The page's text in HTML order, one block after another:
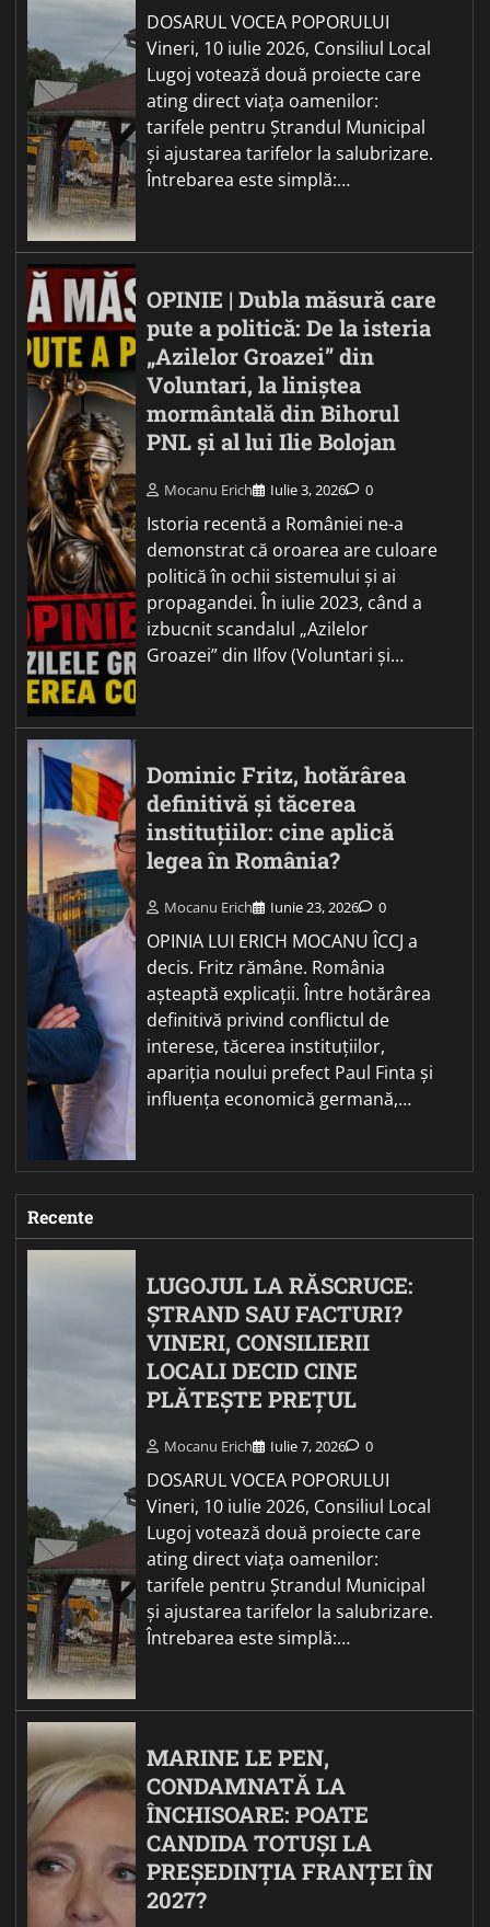
DOSARUL VOCEA POPORULUI
Vineri, 10 iulie 2026, Consiliul Local
Lugoj votează două proiecte care
ating direct viața oamenilor:
tarifele pentru Ștrandul Municipal
și ajustarea tarifelor la salubrizare.
Întrebarea este simplă:…
OPINIE | Dubla măsură care
pute a politică: De la isteria
„Azilelor Groazei” din
Voluntari, la liniștea
mormântală din Bihorul
PNL și al lui Ilie Bolojan
Mocanu Erich Iulie 3, 2026 0
Istoria recentă a României ne-a
demonstrat că oroarea are culoare
politică în ochii sistemului și ai
propagandei. În iulie 2023, când a
izbucnit scandalul „Azilelor
Groazei” din Ilfov (Voluntari și…
Dominic Fritz, hotărârea
definitivă și tăcerea
instituțiilor: cine aplică
legea în România?
Mocanu Erich Iunie 23, 2026 0
OPINIA LUI ERICH MOCANU ÎCCJ a
decis. Fritz rămâne. România
așteaptă explicații. Între hotărârea
definitivă privind conflictul de
interese, tăcerea instituțiilor,
apariția noului prefect Paul Finta și
influența economică germană,…
Recente
LUGOJUL LA RĂSCRUCE:
ȘTRAND SAU FACTURI?
VINERI, CONSILIERII
LOCALI DECID CINE
PLĂTEȘTE PREȚUL
Mocanu Erich Iulie 7, 2026 0
DOSARUL VOCEA POPORULUI
Vineri, 10 iulie 2026, Consiliul Local
Lugoj votează două proiecte care
ating direct viața oamenilor:
tarifele pentru Ștrandul Municipal
și ajustarea tarifelor la salubrizare.
Întrebarea este simplă:…
MARINE LE PEN,
CONDAMNATĂ LA
ÎNCHISOARE: POATE
CANDIDA TOTUȘI LA
PREȘEDINȚIA FRANȚEI ÎN
2027?